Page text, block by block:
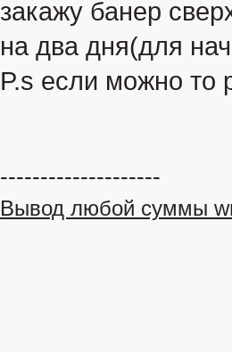
закажу банер
на два дня(для
P.s если можно то
--------------------
Вывод любой суммы